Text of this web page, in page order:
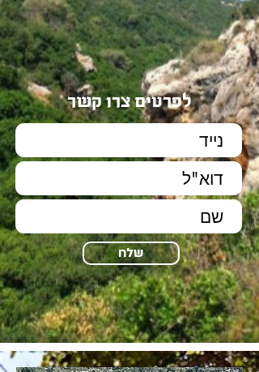
לפרטים צרו קשר
שלח